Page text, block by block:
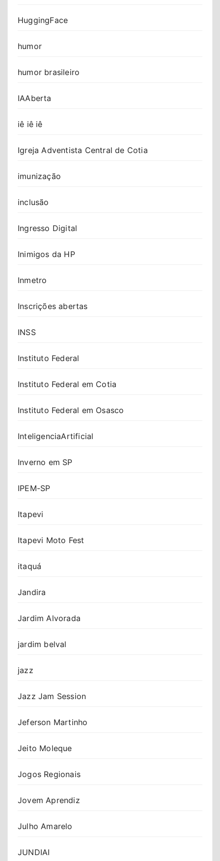
HuggingFace
humor
humor brasileiro
IAAberta
iê iê iê
Igreja Adventista Central de Cotia
imunização
inclusão
Ingresso Digital
Inimigos da HP
Inmetro
Inscrições abertas
INSS
Instituto Federal
Instituto Federal em Cotia
Instituto Federal em Osasco
InteligenciaArtificial
Inverno em SP
IPEM-SP
Itapevi
Itapevi Moto Fest
itaquá
Jandira
Jardim Alvorada
jardim belval
jazz
Jazz Jam Session
Jeferson Martinho
Jeito Moleque
Jogos Regionais
Jovem Aprendiz
Julho Amarelo
JUNDIAI